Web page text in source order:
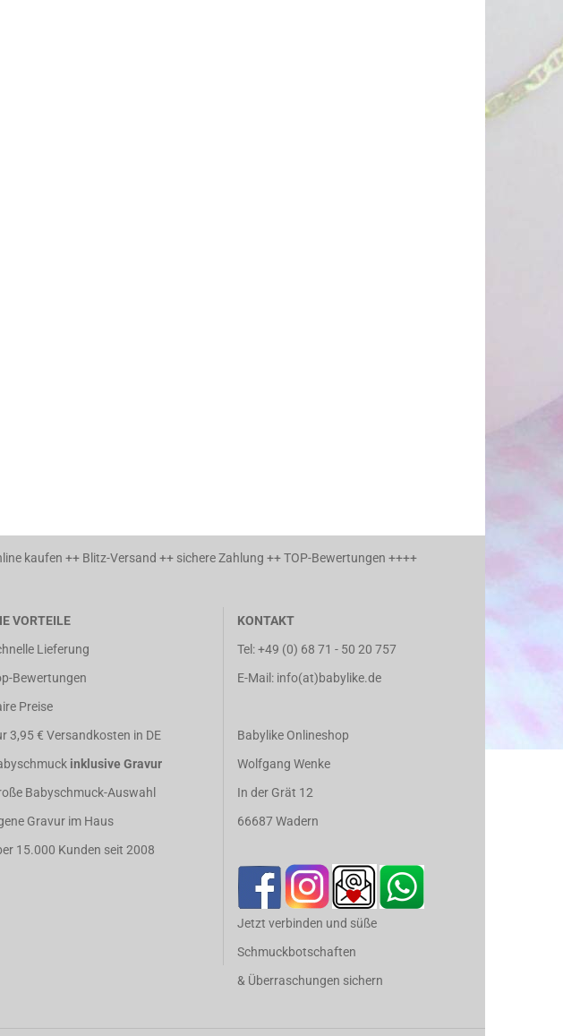
kaufen ++ Blitz-Versand ++ sichere Zahlung ++ TOP-Bewertungen ++++
VORTEILE
Lieferung
Bewertungen
Preise
3,95 € Versandkosten in DE
inklusive Gravur
Babyschmuck-Auswahl
Gravur im Haus
15.000 Kunden seit 2008
KONTAKT
Tel:+49 (0) 68 71 - 50 20 757
E-Mail: info(at)babylike.de
Babylike Onlineshop
Wolfgang Wenke
In der Grät 12
66687 Wadern
Jetzt verbinden und süße
Schmuckbotschaften
& Überraschungen sichern